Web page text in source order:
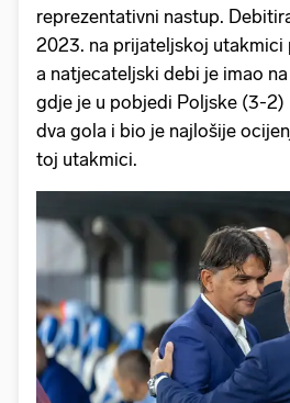
reprezentativni nastup.
2023. na prijateljskoj
a natjecateljski debi je imao
gdje je u pobjedi Poljske (3-
dva gola i bio je najlošije
toj utakmici.